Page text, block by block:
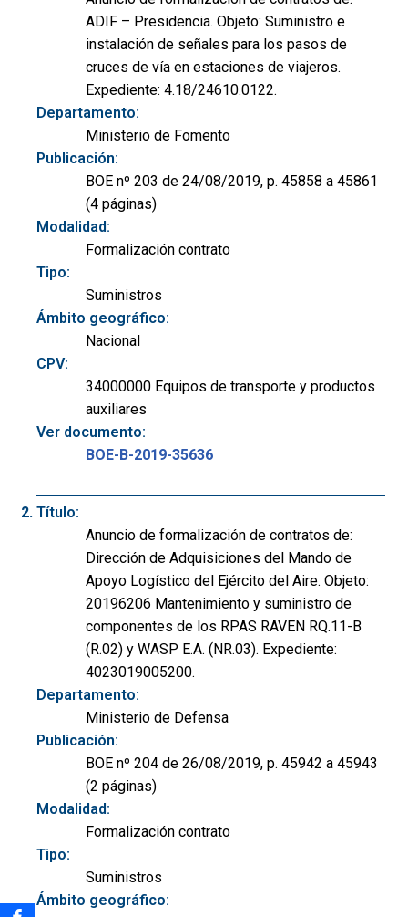
ADIF – Presidencia. Objeto: Suministro e
instalación de señales para los pasos de
cruces de vía en estaciones de viajeros.
Expediente: 4.18/24610.0122.
Departamento:
Ministerio de Fomento
Publicación:
BOE nº 203 de 24/08/2019, p. 45858 a 45861
(4 páginas)
Modalidad:
Formalización contrato
Tipo:
Suministros
Ámbito geográfico:
Nacional
CPV:
34000000 Equipos de transporte y productos
auxiliares
Ver documento:
BOE-B-2019-35636
Título:
Anuncio de formalización de contratos de:
Dirección de Adquisiciones del Mando de
Apoyo Logístico del Ejército del Aire. Objeto:
20196206 Mantenimiento y suministro de
componentes de los RPAS RAVEN RQ.11-B
(R.02) y WASP E.A. (NR.03). Expediente:
4023019005200.
Departamento:
Ministerio de Defensa
Publicación:
BOE nº 204 de 26/08/2019, p. 45942 a 45943
(2 páginas)
Modalidad:
Formalización contrato
Tipo:
Suministros
Ámbito geográfico: